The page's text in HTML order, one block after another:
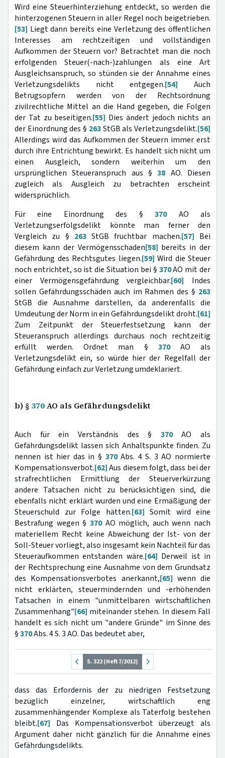
Wird eine Steuerhinterziehung entdeckt, so werden die
hinterzogenen Steuern in aller Regel noch beigetrieben.
[53] Liegt dann bereits eine Verletzung des öffentlichen
Interesses am rechtzeitigen und vollständigen
Aufkommen der Steuern vor? Betrachtet man die noch
erfolgenden Steuer(-nach-)zahlungen als eine Art
Ausgleichsanspruch, so stünden sie der Annahme eines
Verletzungsdelikts nicht entgegen.[54] Auch
Betrugsopfern werden von der Rechtsordnung
zivilrechtliche Mittel an die Hand gegeben, die Folgen
der Tat zu beseitigen.[55] Dies ändert jedoch nichts an
der Einordnung des § 263StGB als Verletzungsdelikt.[56]
Allerdings wird das Aufkommen der Steuern immer erst
durch ihre Entrichtung bewirkt. Es handelt sich nicht um
einen Ausgleich, sondern weiterhin um den
ursprünglichen Steueranspruch aus §38 AO. Diesen
zugleich als Ausgleich zu betrachten erscheint
widersprüchlich.
Für eine Einordnung des §370AO als
Verletzungserfolgsdelikt könnte man ferner den
Vergleich zu § 263StGB fruchtbar machen.[57] Bei
diesem kann der Vermögensschaden[58] bereits in der
Gefährdung des Rechtsgutes liegen.[59] Wird die Steuer
noch entrichtet, so ist die Situation bei § 370AO mit der
einer Vermögensgefährdung vergleichbar.[60] Indes
sollen Gefährdungsschäden auch im Rahmen des § 263
StGB die Ausnahme darstellen, da anderenfalls die
Umdeutung der Norm in ein Gefährdungsdelikt droht.[61]
Zum Zeitpunkt der Steuerfestsetzung kann der
Steueranspruch allerdings durchaus noch rechtzeitig
erfüllt werden. Ordnet man § 370AO als
Verletzungsdelikt ein, so würde hier der Regelfall der
Gefährdung einfach zur Verletzung umdeklariert.
b) § 370AO als Gefährdungsdelikt
Auch für ein Verständnis des § 370AO als
Gefährdungsdelikt lassen sich Anhaltspunkte finden. Zu
nennen ist hier das in § 370Abs. 4 S. 3 AO normierte
Kompensationsverbot.[62]Aus diesem folgt, dass bei der
strafrechtlichen Ermittlung der Steuerverkürzung
andere Tatsachen nicht zu berücksichtigen sind, die
ebenfalls nicht erklärt wurden und eine Ermäßigung der
Steuerschuld zur Folge hätten.[63] Somit wird eine
Bestrafung wegen § 370AO möglich, auch wenn nach
materiellem Recht keine Abweichung der Ist- von der
Soll-Steuer vorliegt, also insgesamt kein Nachteil für das
Steueraufkommen entstanden wäre.[64] Derweil ist in
der Rechtsprechung eine Ausnahme von dem Grundsatz
des Kompensationsverbotes anerkannt,[65] wenn die
nicht erklärten, steuermindernden und -erhöhenden
Tatsachen in einem "unmittelbaren wirtschaftlichen
Zusammenhang"[66] miteinander stehen. In diesem Fall
handelt es sich nicht um "andere Gründe" im Sinne des
§370Abs. 4 S. 3 AO. Das bedeutet aber,
S. 322 (Heft 7/2012)
dass das Erfordernis der zu niedrigen Festsetzung
bezüglich einzelner, wirtschaftlich eng
zusammenhängender Komplexe als Taterfolg bestehen
bleibt.[67] Das Kompensationsverbot überzeugt als
Argument daher nicht gänzlich für die Annahme eines
Gefährdungsdelikts.